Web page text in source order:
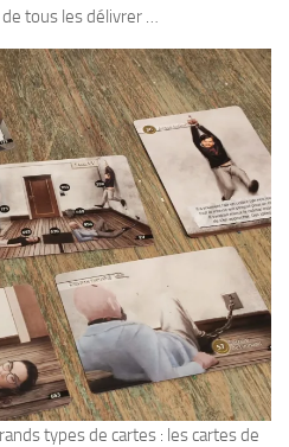
tous les délivrer …
types de cartes : les cartes de